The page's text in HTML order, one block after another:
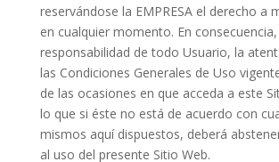
reservándose la EMPRESA el derecho a
en cualquier momento. En
responsabilidad de todo Usuario, la
las Condiciones Generales de Uso
de las ocasiones en que acceda a este
lo que si éste no está de acuerdo con
mismos aquí dispuestos, deberá
al uso del presente Sitio Web.